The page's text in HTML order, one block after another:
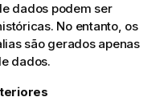
dados podem ser
No entanto, os
são gerados apenas
dados.